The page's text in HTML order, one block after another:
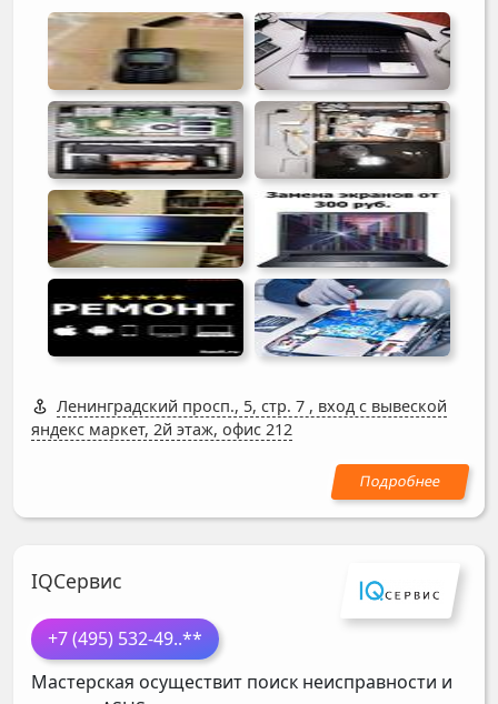
Ленинградский просп., 5, стр. 7 , вход с вывеской
яндекс маркет, 2й этаж, офис 212
IQСервис
+7 (495) 532-49..**
Мастерская осуществит поиск неисправности и